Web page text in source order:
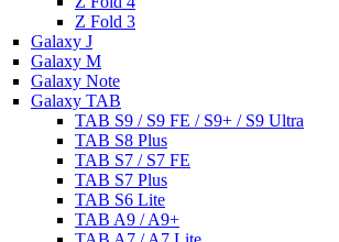
Z Fold 3
Galaxy J
Galaxy M
Galaxy Note
Galaxy TAB
TAB S9 / S9 FE / S9+ / S9 Ultra
TAB S8 Plus
TAB S7 / S7 FE
TAB S7 Plus
TAB S6 Lite
TAB A9 / A9+